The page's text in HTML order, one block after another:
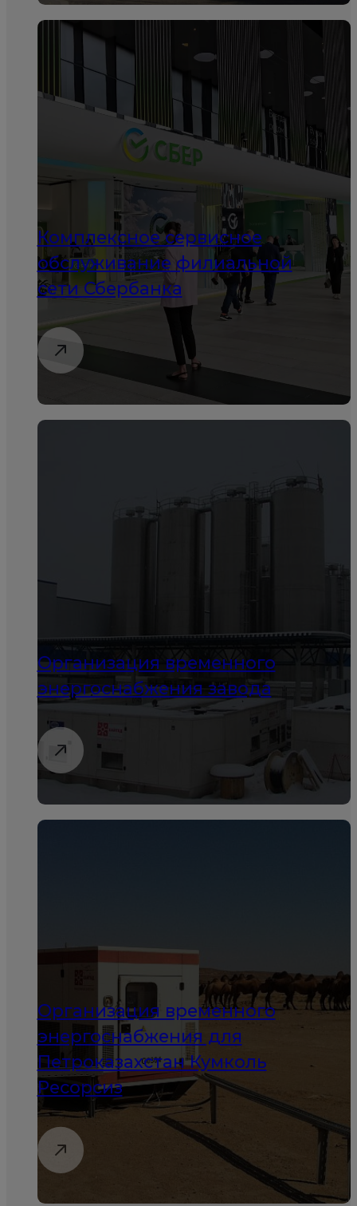
Комплексное сервисное
обслуживание филиальной
сети Сбербанка
Организация временного
энергоснабжения завода
Организация временного
энергоснабжения для
Петроказахстан Кумколь
Ресорсиз